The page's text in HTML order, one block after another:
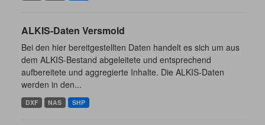
ALKIS-Daten Versmold
Bei den hier bereitgestellten Daten handelt es sich um aus
dem ALKIS-Bestand abgeleitete und entsprechend
aufbereitete und aggregierte Inhalte. Die ALKIS-Daten
werden in den...
DXF NAS SHP